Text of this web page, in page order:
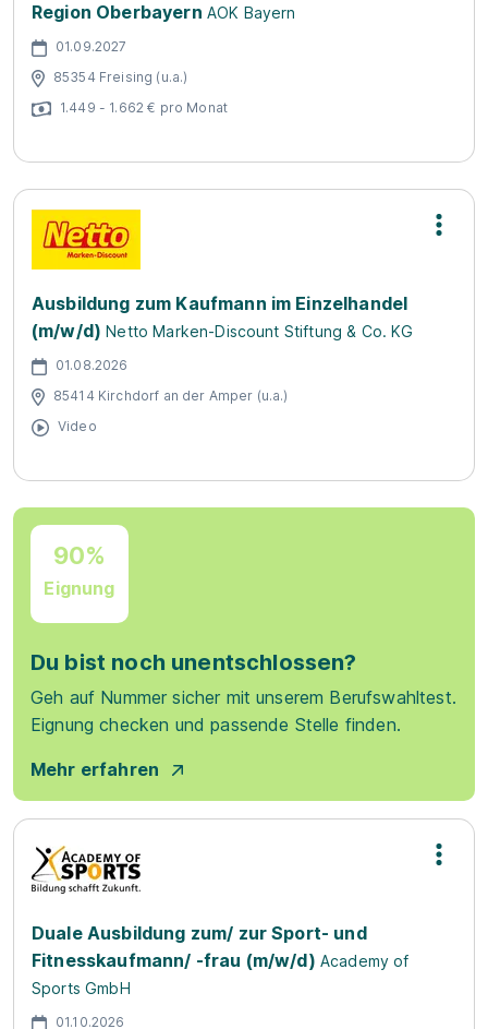
Region Oberbayern AOK Bayern
01.09.2027
85354 Freising (u.a.)
1.449 - 1.662 € pro Monat
Ausbildung zum Kaufmann im Einzelhandel
(m/w/d) Netto Marken-Discount Stiftung & Co. KG
01.08.2026
85414 Kirchdorf an der Amper (u.a.)
Video
90%
Eignung
Du bist noch unentschlossen?
Geh auf Nummer sicher mit unserem Berufswahltest.
Eignung checken und passende Stelle finden.
Mehr erfahren
Duale Ausbildung zum/ zur Sport- und
Fitnesskaufmann/ -frau (m/w/d) Academy of
Sports GmbH
01.10.2026